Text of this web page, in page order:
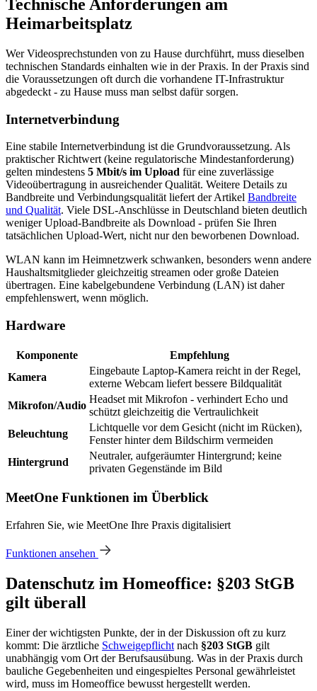
Technische Anforderungen am
Heimarbeitsplatz
Wer Videosprechstunden von zu Hause durchführt, muss dieselben
technischen Standards einhalten wie in der Praxis. In der Praxis sind
die Voraussetzungen oft durch die vorhandene IT-Infrastruktur
abgedeckt - zu Hause muss man selbst dafür sorgen.
Internetverbindung
Eine stabile Internetverbindung ist die Grundvoraussetzung. Als
praktischer Richtwert (keine regulatorische Mindestanforderung)
gelten mindestens 5 Mbit/s im Upload für eine zuverlässige
Videoübertragung in ausreichender Qualität. Weitere Details zu
Bandbreite und Verbindungsqualität liefert der Artikel Bandbreite
und Qualität. Viele DSL-Anschlüsse in Deutschland bieten deutlich
weniger Upload-Bandbreite als Download - prüfen Sie Ihren
tatsächlichen Upload-Wert, nicht nur den beworbenen Download.
WLAN kann im Heimnetzwerk schwanken, besonders wenn andere
Haushaltsmitglieder gleichzeitig streamen oder große Dateien
übertragen. Eine kabelgebundene Verbindung (LAN) ist daher
empfehlenswert, wenn möglich.
Hardware
Komponente
Empfehlung
Kamera
Eingebaute Laptop-Kamera reicht in der Regel,
externe Webcam liefert bessere Bildqualität
Mikrofon/Audio
Headset mit Mikrofon - verhindert Echo und
schützt gleichzeitig die Vertraulichkeit
Beleuchtung
Lichtquelle vor dem Gesicht (nicht im Rücken),
Fenster hinter dem Bildschirm vermeiden
Hintergrund
Neutraler, aufgeräumter Hintergrund; keine
privaten Gegenstände im Bild
MeetOne Funktionen im Überblick
Erfahren Sie, wie MeetOne Ihre Praxis digitalisiert
Funktionen ansehen
Datenschutz im Homeoffice: §203 StGB
gilt überall
Einer der wichtigsten Punkte, der in der Diskussion oft zu kurz
kommt: Die ärztliche Schweigepflicht nach §203 StGB gilt
unabhängig vom Ort der Berufsausübung. Was in der Praxis durch
bauliche Gegebenheiten und eingespieltes Personal gewährleistet
wird, muss im Homeoffice bewusst hergestellt werden.